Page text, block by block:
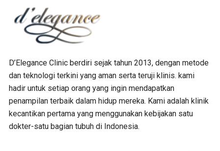
D’Elegance Clinic berdiri sejak tahun 2013, dengan metode
dan teknologi terkini yang aman serta teruji klinis. kami
hadir untuk setiap orang yang ingin mendapatkan
penampilan terbaik dalam hidup mereka. Kami adalah klinik
kecantikan pertama yang menggunakan kebijakan satu
dokter-satu bagian tubuh di Indonesia.